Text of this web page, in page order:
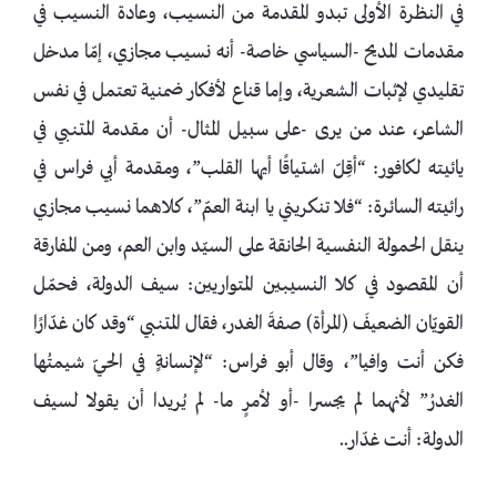
في النظرة الأولى تبدو المقدمة من النسيب، وعادة النسيب في
مقدمات المديح -السياسي خاصة- أنه نسيب مجازي، إمّا مدخل
تقليدي لإثبات الشعرية، وإما قناع لأفكار ضمنية تعتمل في نفس
الشاعر، عند من يرى -على سبيل المثال- أن مقدمة المتنبي في
يائيته لكافور: “أقِلّ اشتياقًا أيها القلب”، ومقدمة أبي فراس في
رائيته السائرة: “فلا تنكريني يا ابنة العمّ”، كلاهما نسيب مجازي
ينقل الحمولة النفسية الحانقة على السيّد وابن العم، ومن المفارقة
أن المقصود في كلا النسيبين المتواريين: سيف الدولة، فحمّل
القويّان الضعيفَ (المرأة) صفةَ الغدر، فقال المتنبي “وقد كان غدّارًا
فكن أنت وافيا”، وقال أبو فراس: “لإنسانةٍ في الحيّ شيمتُها
الغدرُ” لأنهما لم يجسرا -أو لأمرٍ ما- لم يُريدا أن يقولا لسيف
الدولة: أنت غدّار..